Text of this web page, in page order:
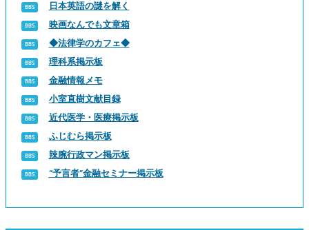
日本英語の謎を解く
映画なんでも文章箱
◆法律学のカフェ◆
理科系掲示板
金融情報メモ
小室直樹文献目録
近代医学・医療掲示板
ふじむら掲示板
辣腕行政マン掲示板
“予言者”金融セミナー掲示板